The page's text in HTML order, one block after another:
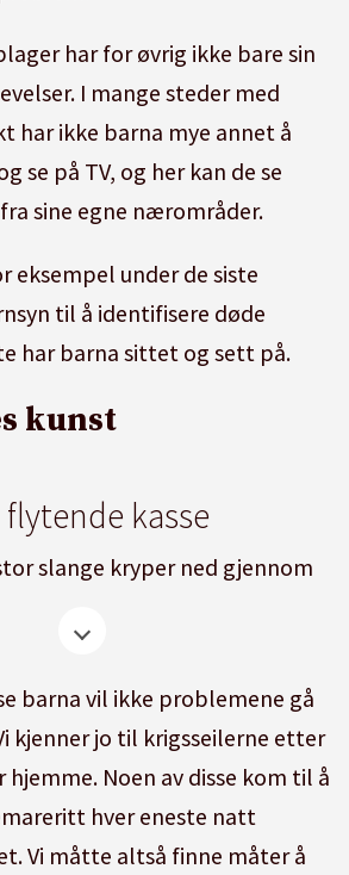
har for øvrig ikke bare sin
I mange steder med
har ikke barna mye annet å
se på TV, og her kan de se
sine egne nærområder.
eksempel under de siste
til å identifisere døde
har barna sittet og sett på.
kunst
kasse
slange kryper ned gjennom
Det er mange andre
ikke kjenner inne i kassen.
blir kastet opp på en strand.
som vi kan se gjennom. Jeg
nærme seg kassen, og de
barna vil ikke problemene gå
kjenner jo til krigsseilerne etter
hjemme. Noen av disse kom til å
hver eneste natt
Vi måtte altså finne måter å